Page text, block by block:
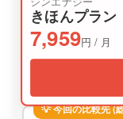
きほんプラン
7,959円 / 月
💡 今回の比較先 (